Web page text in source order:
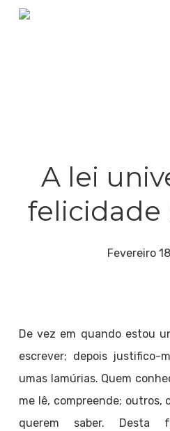
Skip
A lei
felicidade
Fevereiro
De vez em quando estou
escrever; depois justifico-
umas lamúrias. Quem
me lê, compreende; outros,
querem saber. Desta